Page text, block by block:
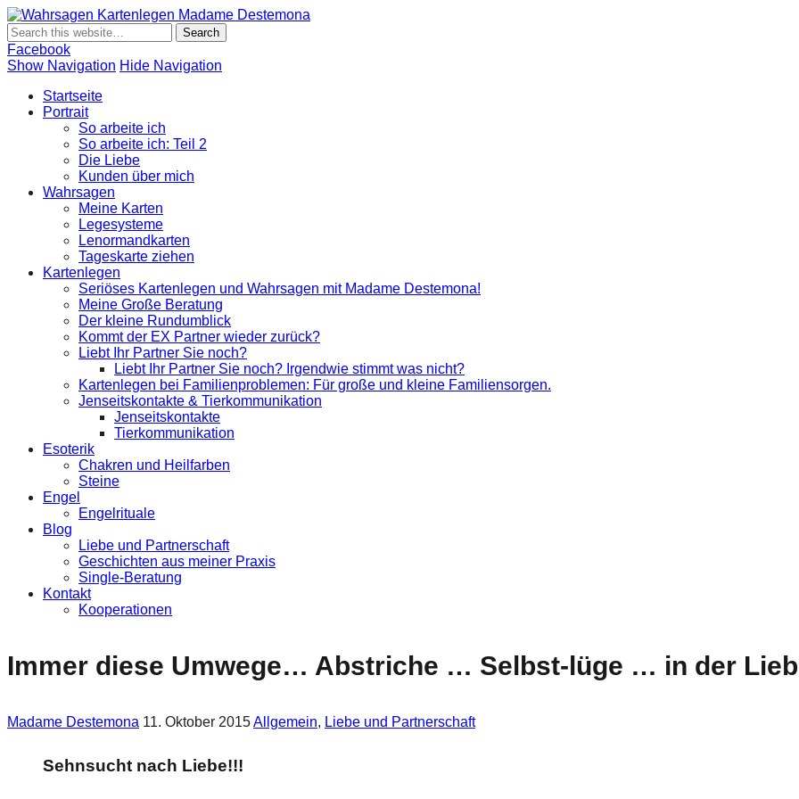
Wahrsagen und Kartenlegen Madame Destemona
Facebook
Show Navigation Hide Navigation
Startseite
Portrait
So arbeite ich
So arbeite ich: Teil 2
Die Liebe
Kunden über mich
Wahrsagen
Meine Karten
Legesysteme
Lenormandkarten
Tageskarte ziehen
Kartenlegen
Seriöses Kartenlegen und Wahrsagen mit Madame Destemona!
Meine Große Beratung
Der kleine Rundumblick
Kommt der EX Partner wieder zurück?
Liebt Ihr Partner Sie noch?
Liebt Ihr Partner Sie noch? Irgendwie stimmt was nicht?
Kartenlegen bei Familienproblemen: Für große und kleine Familiensorgen.
Jenseitskontakte & Tierkommunikation
Jenseitskontakte
Tierkommunikation
Esoterik
Chakren und Heilfarben
Steine
Engel
Engelrituale
Blog
Liebe und Partnerschaft
Geschichten aus meiner Praxis
Single-Beratung
Kontakt
Kooperationen
Immer diese Umwege… Abstriche … Selbst-lüge … in der
Madame Destemona 11. Oktober 2015Allgemein, Liebe und Partnerschaft
Sehnsucht nach Liebe!!!